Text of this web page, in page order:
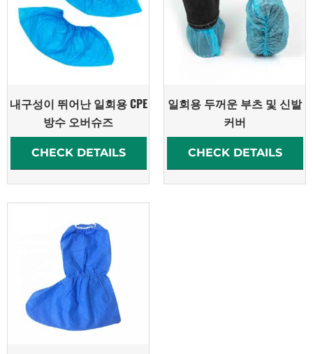
내구성이 뛰어난 일회용 CPE
방수 오버슈즈
CHECK DETAILS
일회용 두꺼운 부츠 및 신발
커버
CHECK DETAILS